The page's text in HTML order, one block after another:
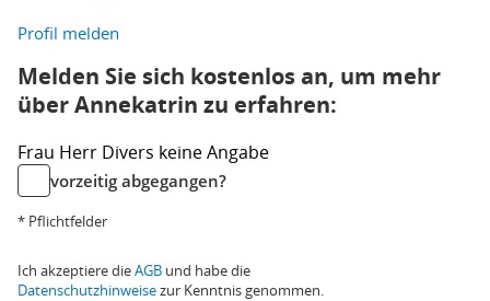
Profil melden
Melden Sie sich kostenlos an, um mehr
über Annekatrin zu erfahren:
Frau Herr Divers keine Angabe
vorzeitig abgegangen?
* Pflichtfelder
Ich akzeptiere dieAGB und habe die
Datenschutzhinweisezur Kenntnis genommen.